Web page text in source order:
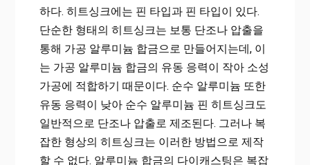
하다. 히트싱크에는 핀 타입과 핀 타입이 있다.
단순한 형태의 히트싱크는 보통 단조나 압출을
통해 가공 알루미늄 합금으로 만들어지는데, 이
는 가공 알루미늄 합금의 유동 응력이 작아 소성
가공에 적합하기 때문이다. 순수 알루미늄 또한
유동 응력이 낮아 순수 알루미늄 핀 히트싱크도
일반적으로 단조나 압출로 제조된다. 그러나 복
잡한 형상의 히트싱크는 이러한 방법으로 제작
할 수 없다. 알루미늄 합금의 다이캐스팅은 복잡